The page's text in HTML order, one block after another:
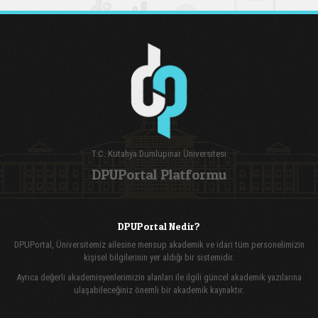
T.C. Kütahya Dumlupınar Üniversitesi
DPUPortal Platformu
DPUPortal Nedir?
DPUPortal, Üniversitemiz ailesine mensup akademik ve idari tüm personelimizin
kişisel bilgilerinin yer aldığı bir sistemidir.
Ayrıca değerli akademisyenlerimizin alanları ile ilgili güncel akademik yazılarına
ulaşabileceğiniz önemli bir akademik kaynaktır.